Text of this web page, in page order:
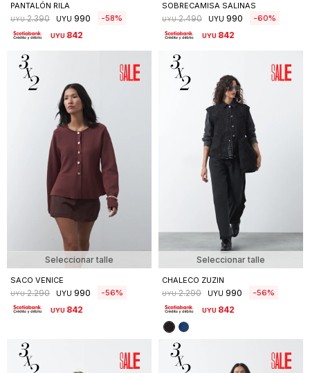
PANTALÓN RILA
UYU 2.390 UYU 990 58
UYU 842
SOBRECAMISA SALINAS
UYU 2.490 UYU 990 60
UYU 842
Seleccionar talle
SACO VENICE
UYU 2.290 UYU 990 56
UYU 842
Seleccionar talle
CHALECO ZUZIN
UYU 2.290 UYU 990 56
UYU 842